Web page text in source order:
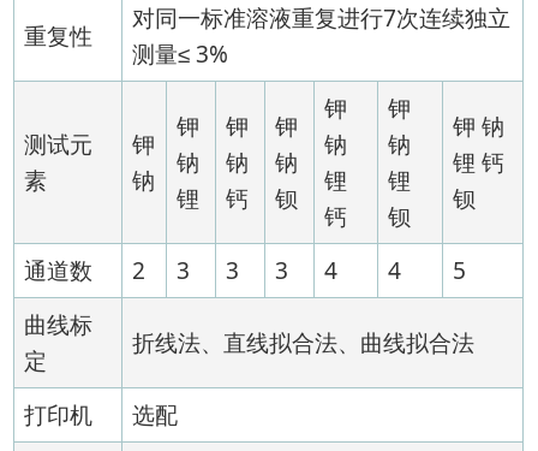
重复性
对同一标准溶液重复进行7次连续独立
测量≤ 3%
测试元
素
钾
钠
钾
钠
锂
钾
钠
钙
钾
钠
钡
钾
钠
锂
钙
钾
钠
锂
钡
钾 钠
锂 钙
钡
通道数 2 3 3 3 4 4
5
曲线标
定
折线法、直线拟合法、曲线拟合法
打印机
选配